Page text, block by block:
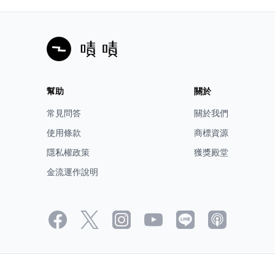
透過 Mio APP 可隨時隨地下載和觀看記錄器的錄影畫面。
主機靜止3分鐘後沒有移動或操作自動進入待機狀態；當主
幫助
常見問答
使用條款
隱私權政策
金流運作說明
關於
關於我們
商標資源
獲獎殿堂